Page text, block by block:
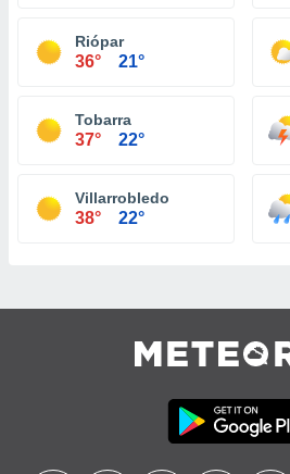
Riópar
36° 21°
Tobarra
37° 22°
Villarrobledo
38° 22°